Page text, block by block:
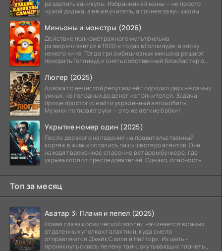
разделить каникулы. Избранник её мамы — не просто
чужой дядька, а её же учитель, а точнее завуч школы.
Миньоны и монстры (2026)
Действие полнометражного мультфильма
разворачивается в 1920-х годах в Голливуде, в эпоху
немого кино. Тогда три амбициозных миньона решают
покорить Голливуд и снять собственный блокбастер о
Люгер (2025)
Адвокат с нечистой репутацией подрядил двух не самых
умных, но голодных до денег исполнителей. Задача
проще простого: найти украденный автомобиль.
Мужики потирают руки — это же лёгкие бабки!
Укрытие номер один (2025)
После дерзкого нападения на правительственный
кортеж в живых остались лишь шестеро агентов. Они
находят временное спасение в старом бункере, где
укрываются от преследователей. Однако, опасность
Топ за месяц
Аватар 3: Пламя и пепел (2025)
Новая глава космической эпопеи начинается в самых
отдаленных уголках галактики, куда смело
отправляются Джейк Салли и Нейтири. Их цель –
проникнуть сквозь пелену тайн, окутывающих планеты